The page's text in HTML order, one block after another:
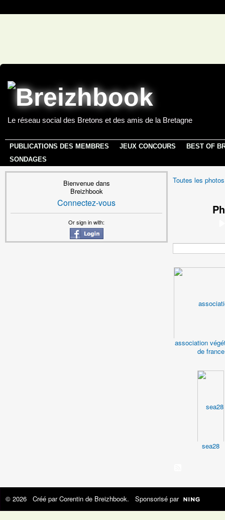
Le réseau social des Bretons et des amis de la Bretagne
PUBLICATIONS DES MEMBRES JEUX CONCOURS
BEST OF
SONDAGES
Bienvenue dans
Breizhbook
Connectez-vous
Or sign in with:
Toutes les photos
association
de france
sea28
© 2026 Créé parCorentin de Breizhbook. Sponsorisé par